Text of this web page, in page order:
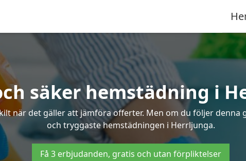
säker hemstädning i
när det gäller att jämföra offerter. Men om du följer
och tryggaste hemstädningen i Herrljunga.
Få 3 erbjudanden, gratis och utan förpliktelser